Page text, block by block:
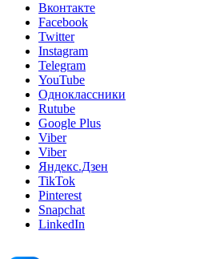
Вконтакте
Facebook
Twitter
Instagram
Telegram
YouTube
Одноклассники
Rutube
Google Plus
Viber
Viber
Яндекс.Дзен
TikTok
Pinterest
Snapchat
LinkedIn